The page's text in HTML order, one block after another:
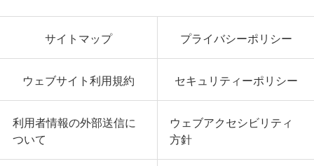
サイトマップ プライバシーポリシー
ウェブサイト利用規約 セキュリティーポリシー
利用者情報の外部送信に
ついて
ウェブアクセシビリティ
方針